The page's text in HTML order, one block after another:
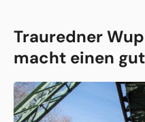
Trauredner
macht einen